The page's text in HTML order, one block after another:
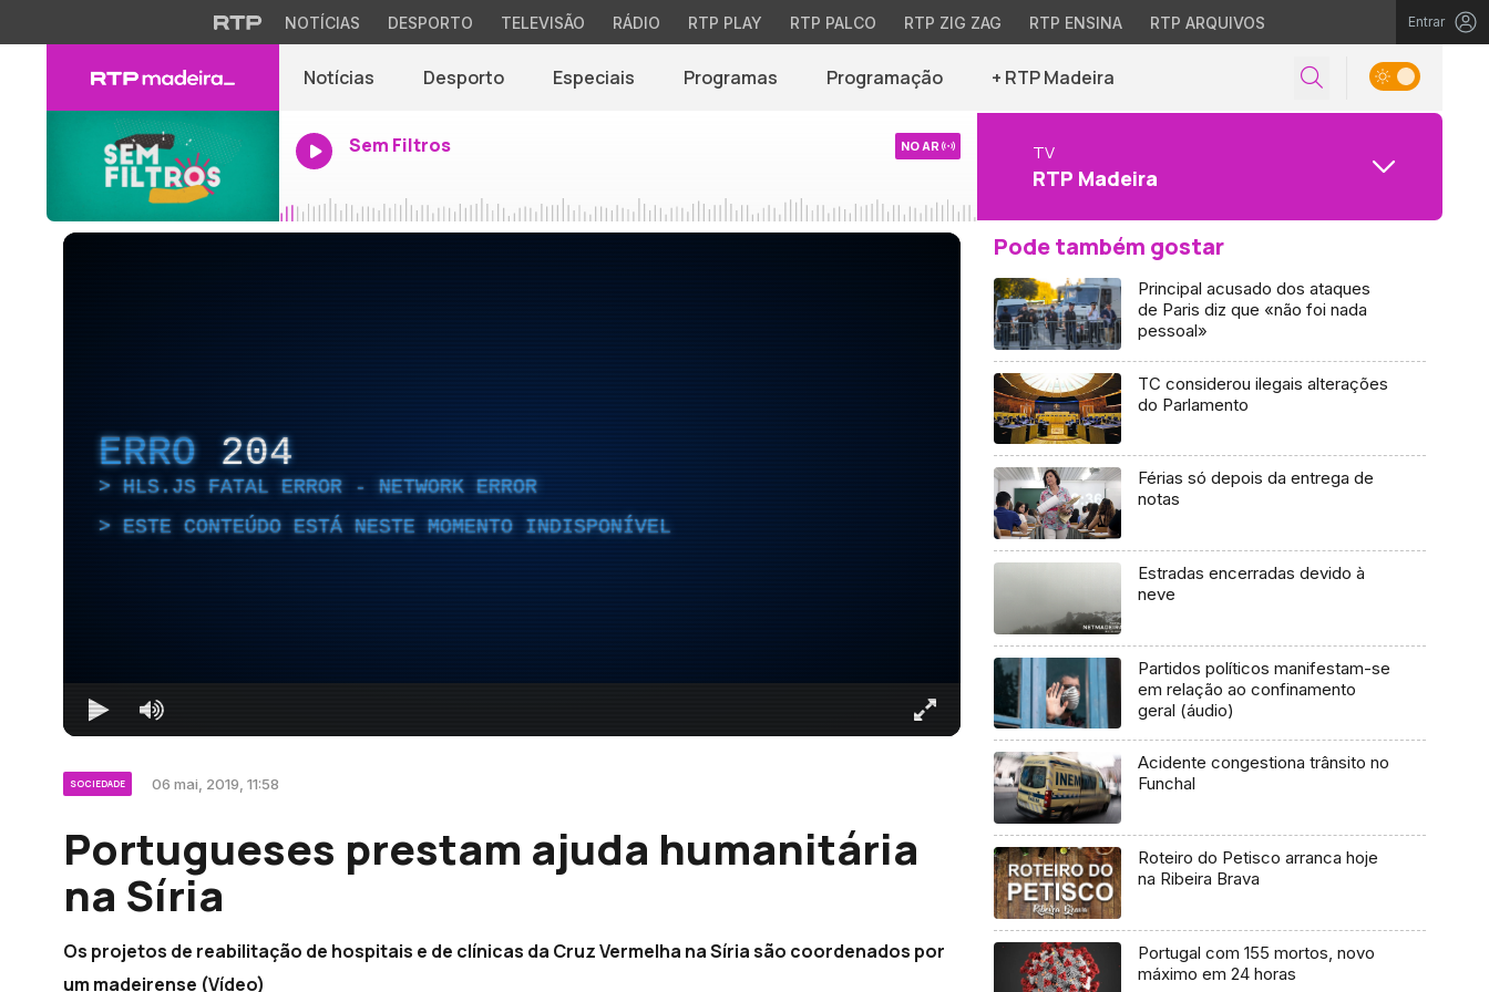
NOTÍCIAS DESPORTO TELEVISÃO RÁDIO RTP PLAY RTP PALCO RTP ZIG ZAG RTP ENSINA RTP ARQUIVOS Entrar
Notícias Desporto Especiais Programas Programação + RTP Madeira
Sem Filtros NO AR TV
RTP Madeira
ERRO 204
HLS.JS FATAL ERROR - NETWORK ERROR
ESTE CONTEÚDO ESTÁ NESTE MOMENTO INDISPONÍVEL
SOCIEDADE 06 mai, 2019, 11:58
Portugueses prestam ajuda humanitária
na Síria
Os projetos de reabilitação de hospitais e de clínicas da Cruz Vermelha na Síria são coordenados por
um madeirense (Vídeo)
Pode também gostar
Principal acusado dos ataques
de Paris diz que «não foi nada
pessoal»
TC considerou ilegais alterações
do Parlamento
Férias só depois da entrega de
notas
Estradas encerradas devido à
neve
Partidos políticos manifestam-se
em relação ao confinamento
geral (áudio)
Acidente congestiona trânsito no
Funchal
Roteiro do Petisco arranca hoje
na Ribeira Brava
Portugal com 155 mortos, novo
máximo em 24 horas